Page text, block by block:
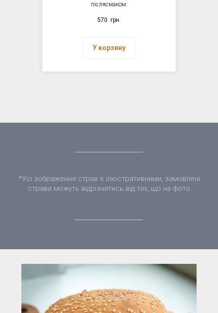
післясмаком.
570 грн.
У корзину
*Усі зображення страв є ілюстративними, замовлені
страви можуть відрізнятись від тих, що на фото